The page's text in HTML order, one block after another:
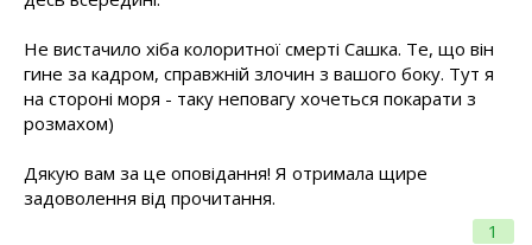
1
Не вистачило хіба колоритної смерті Сашка. Те, що він
гине за кадром, справжній злочин з вашого боку. Тут я
на стороні моря - таку неповагу хочеться покарати з
розмахом)
Дякую вам за це оповідання! Я отримала щире
задоволення від прочитання.